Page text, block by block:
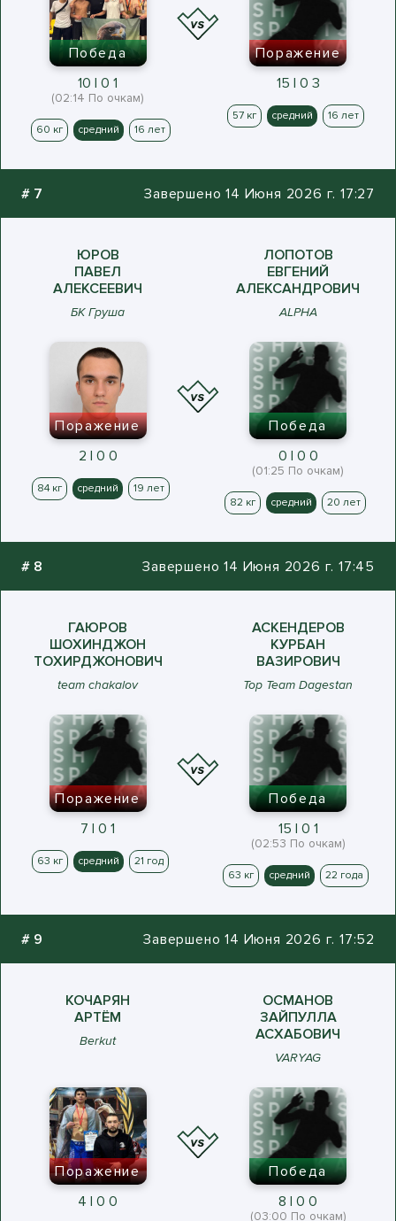
Победа
10 | 0 1
(02:14 По очкам)
60 кг средний 16 лет
Поражение
15 | 0 3
57 кг средний 16 лет
# 7 Завершено 14 Июня 2026 г. 17:27
ЮРОВ
ПАВЕЛ
АЛЕКСЕЕВИЧ
БК Груша
ЛОПОТОВ
ЕВГЕНИЙ
АЛЕКСАНДРОВИЧ
ALPHA
Поражение
2 | 0 0
84 кг средний 19 лет
Победа
0 | 0 0
(01:25 По очкам)
82 кг средний 20 лет
# 8 Завершено 14 Июня 2026 г. 17:45
ГАЮРОВ
ШОХИНДЖОН
ТОХИРДЖОНОВИЧ
team chakalov
АСКЕНДЕРОВ
КУРБАН
ВАЗИРОВИЧ
Top Team Dagestan
Поражение
7 | 0 1
63 кг средний 21 год
Победа
15 | 0 1
(02:53 По очкам)
63 кг средний 22 года
# 9 Завершено 14 Июня 2026 г. 17:52
КОЧАРЯН
АРТЁМ
Berkut
ОСМАНОВ
ЗАЙПУЛЛА
АСХАБОВИЧ
VARYAG
Поражение
4 | 0 0
Победа
8 | 0 0
(03:00 По очкам)